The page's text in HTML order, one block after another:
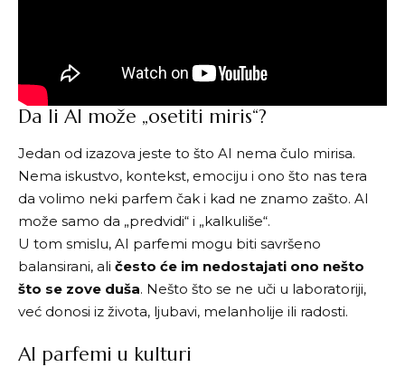
Da li AI može „osetiti miris“?
Jedan od izazova jeste to što AI nema čulo mirisa.
Nema iskustvo, kontekst, emociju i ono što nas tera
da volimo neki parfem čak i kad ne znamo zašto. AI
može samo da „predvidi“ i „kalkuliše“.
U tom smislu, AI parfemi mogu biti savršeno
balansirani, ali često će im nedostajati ono nešto
što se zove duša. Nešto što se ne uči u laboratoriji,
već donosi iz života, ljubavi, melanholije ili radosti.
AI parfemi u kulturi